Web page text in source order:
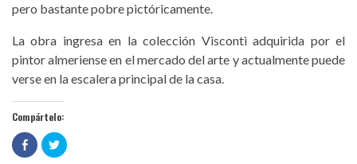
pero bastante pobre pictóricamente.
La obra ingresa en la colección Visconti adquirida por el
pintor almeriense en el mercado del arte y actualmente puede
verse en la escalera principal de la casa.
Compártelo:
Haz
clic
Haz
clic